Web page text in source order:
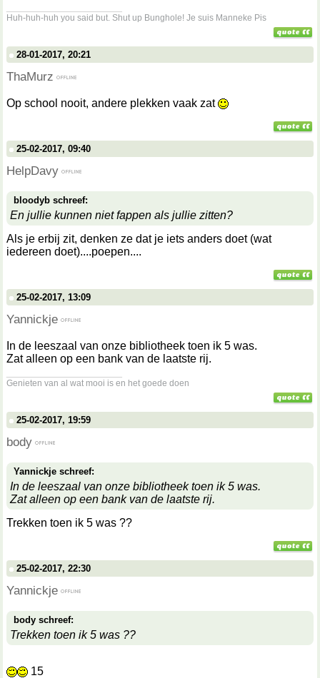
Huh-huh-huh you said but. Shut up Bunghole! Je suis Manneke Pis
28-01-2017, 20:21
ThaMurz
Op school nooit, andere plekken vaak zat
25-02-2017, 09:40
HelpDavy
bloodyb schreef:
En jullie kunnen niet fappen als jullie zitten?
Als je erbij zit, denken ze dat je iets anders doet (wat
iedereen doet)....poepen....
25-02-2017, 13:09
Yannickje
In de leeszaal van onze bibliotheek toen ik 5 was.
Zat alleen op een bank van de laatste rij.
Genieten van al wat mooi is en het goede doen
25-02-2017, 19:59
body
Yannickje schreef:
In de leeszaal van onze bibliotheek toen ik 5 was.
Zat alleen op een bank van de laatste rij.
Trekken toen ik 5 was ??
25-02-2017, 22:30
Yannickje
body schreef:
Trekken toen ik 5 was ??
15